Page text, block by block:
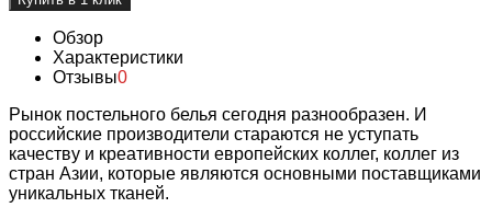
Обзор
Характеристики
Отзывы0
Рынок постельного белья сегодня разнообразен. И
российские производители стараются не уступать
качеству и креативности европейских коллег, коллег из
стран Азии, которые являются основными поставщиками
уникальных тканей.